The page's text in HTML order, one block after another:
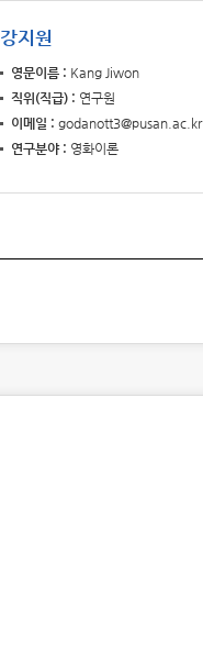
강지원
영문이름
Kang Jiwon
직위(직급)
연구원
이메일
godanott3@pusan.ac.kr
연구분야
영화이론